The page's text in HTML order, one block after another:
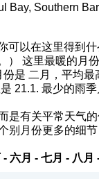
Bay, Southern
可以在这里得到
） 这里最暖的月
是 二月，平均
21.1. 最少的雨
是有关平常天气
别月份更多的细节
- 六月 - 七月 - 八月